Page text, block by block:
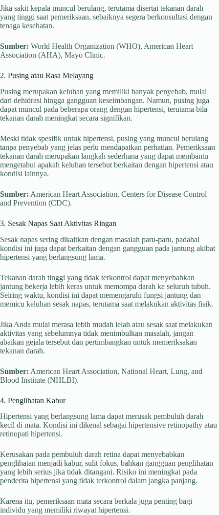
Jika sakit kepala muncul berulang, terutama disertai tekanan darah
yang tinggi saat pemeriksaan, sebaiknya segera berkonsultasi dengan
tenaga kesehatan.
Sumber: World Health Organization (WHO), American Heart
Association (AHA), Mayo Clinic.
2. Pusing atau Rasa Melayang
Pusing merupakan keluhan yang memiliki banyak penyebab, mulai
dari dehidrasi hingga gangguan keseimbangan. Namun, pusing juga
dapat muncul pada beberapa orang dengan hipertensi, terutama bila
tekanan darah meningkat secara signifikan.
Meski tidak spesifik untuk hipertensi, pusing yang muncul berulang
tanpa penyebab yang jelas perlu mendapatkan perhatian. Pemeriksaan
tekanan darah merupakan langkah sederhana yang dapat membantu
mengetahui apakah keluhan tersebut berkaitan dengan hipertensi atau
kondisi lainnya.
Sumber: American Heart Association, Centers for Disease Control
and Prevention (CDC).
3. Sesak Napas Saat Aktivitas Ringan
Sesak napas sering dikaitkan dengan masalah paru-paru, padahal
kondisi ini juga dapat berkaitan dengan gangguan pada jantung akibat
hipertensi yang berlangsung lama.
Tekanan darah tinggi yang tidak terkontrol dapat menyebabkan
jantung bekerja lebih keras untuk memompa darah ke seluruh tubuh.
Seiring waktu, kondisi ini dapat memengaruhi fungsi jantung dan
memicu keluhan sesak napas, terutama saat melakukan aktivitas fisik.
Jika Anda mulai merasa lebih mudah lelah atau sesak saat melakukan
aktivitas yang sebelumnya tidak menimbulkan masalah, jangan
abaikan gejala tersebut dan pertimbangkan untuk memeriksakan
tekanan darah.
Sumber: American Heart Association, National Heart, Lung, and
Blood Institute (NHLBI).
4. Penglihatan Kabur
Hipertensi yang berlangsung lama dapat merusak pembuluh darah
kecil di mata. Kondisi ini dikenal sebagai hipertensive retinopathy atau
retinopati hipertensi.
Kerusakan pada pembuluh darah retina dapat menyebabkan
penglihatan menjadi kabur, sulit fokus, bahkan gangguan penglihatan
yang lebih serius jika tidak ditangani. Risiko ini meningkat pada
penderita hipertensi yang tidak terkontrol dalam jangka panjang.
Karena itu, pemeriksaan mata secara berkala juga penting bagi
individu yang memiliki riwayat hipertensi.